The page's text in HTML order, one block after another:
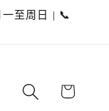
至周日 | 📞
物